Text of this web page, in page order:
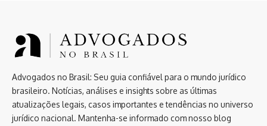
Advogados no Brasil: Seu guia confiável para o mundo jurídico
brasileiro. Notícias, análises e insights sobre as últimas
atualizações legais, casos importantes e tendências no universo
jurídico nacional. Mantenha-se informado com nosso blog